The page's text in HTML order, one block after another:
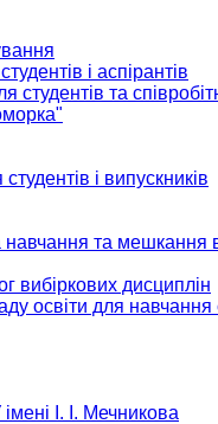
і аспірантів
студентів та
і випускників
навчання та мешкання
вибіркових дисциплін
освіти для
І. І. Мечникова